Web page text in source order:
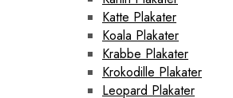
Katte Plakater
Koala Plakater
Krabbe Plakater
Krokodille Plakater
Leopard Plakater